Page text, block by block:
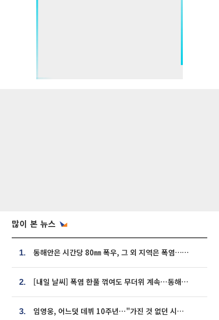
많이 본 뉴스
1. 동해안은 시간당 80㎜ 폭우, 그 외 지역은 폭염…‘극과 극 날씨’
2. [내일 날씨] 폭염 한풀 꺾여도 무더위 계속⋯동해안 이틀 연속 비
3. 임영웅, 어느덧 데뷔 10주년⋯"가진 것 없던 시절, 내 앞엔 20명의 팬뿐"